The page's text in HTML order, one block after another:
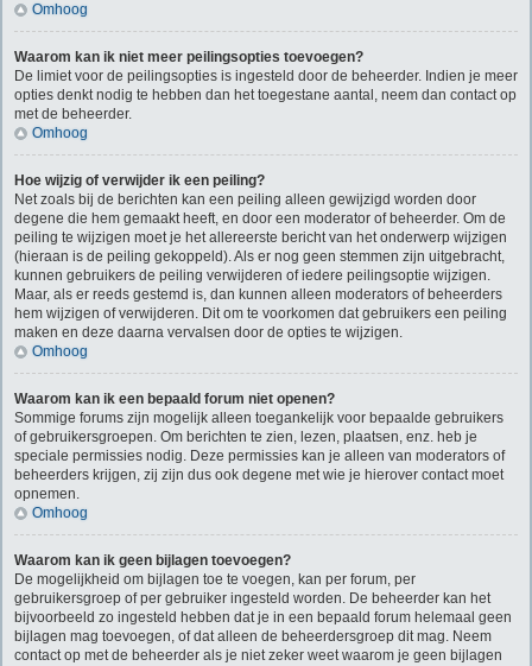
Omhoog
Waarom kan ik niet meer peilingsopties toevoegen?
De limiet voor de peilingsopties is ingesteld door de beheerder. Indien je meer
opties denkt nodig te hebben dan het toegestane aantal, neem dan contact op
met de beheerder.
Omhoog
Hoe wijzig of verwijder ik een peiling?
Net zoals bij de berichten kan een peiling alleen gewijzigd worden door
degene die hem gemaakt heeft, en door een moderator of beheerder. Om de
peiling te wijzigen moet je het allereerste bericht van het onderwerp wijzigen
(hieraan is de peiling gekoppeld). Als er nog geen stemmen zijn uitgebracht,
kunnen gebruikers de peiling verwijderen of iedere peilingsoptie wijzigen.
Maar, als er reeds gestemd is, dan kunnen alleen moderators of beheerders
hem wijzigen of verwijderen. Dit om te voorkomen dat gebruikers een peiling
maken en deze daarna vervalsen door de opties te wijzigen.
Omhoog
Waarom kan ik een bepaald forum niet openen?
Sommige forums zijn mogelijk alleen toegankelijk voor bepaalde gebruikers
of gebruikersgroepen. Om berichten te zien, lezen, plaatsen, enz. heb je
speciale permissies nodig. Deze permissies kan je alleen van moderators of
beheerders krijgen, zij zijn dus ook degene met wie je hierover contact moet
opnemen.
Omhoog
Waarom kan ik geen bijlagen toevoegen?
De mogelijkheid om bijlagen toe te voegen, kan per forum, per
gebruikersgroep of per gebruiker ingesteld worden. De beheerder kan het
bijvoorbeeld zo ingesteld hebben dat je in een bepaald forum helemaal geen
bijlagen mag toevoegen, of dat alleen de beheerdersgroep dit mag. Neem
contact op met de beheerder als je niet zeker weet waarom je geen bijlagen